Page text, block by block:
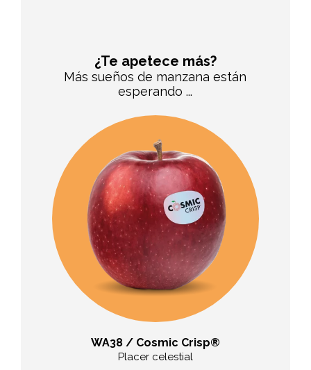
¿Te apetece más?
Más sueños de manzana están
esperando ...
WA38 / Cosmic Crisp®
Placer celestial